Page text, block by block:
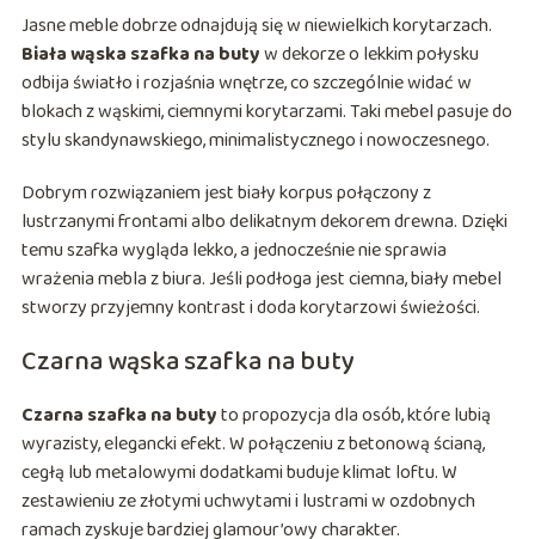
Jasne meble dobrze odnajdują się w niewielkich korytarzach.
Biała wąska szafka na butyw dekorze o lekkim połysku
odbija światło i rozjaśnia wnętrze, co szczególnie widać w
blokach z wąskimi, ciemnymi korytarzami. Taki mebel pasuje do
stylu skandynawskiego, minimalistycznego i nowoczesnego.
Dobrym rozwiązaniem jest biały korpus połączony z
lustrzanymi frontami albo delikatnym dekorem drewna. Dzięki
temu szafka wygląda lekko, a jednocześnie nie sprawia
wrażenia mebla z biura. Jeśli podłoga jest ciemna, biały mebel
stworzy przyjemny kontrast i doda korytarzowi świeżości.
Czarna wąska szafka na buty
Czarna szafka na butyto propozycja dla osób, które lubią
wyrazisty, elegancki efekt. W połączeniu z betonową ścianą,
cegłą lub metalowymi dodatkami buduje klimat loftu. W
zestawieniu ze złotymi uchwytami i lustrami w ozdobnych
ramach zyskuje bardziej glamour’owy charakter.